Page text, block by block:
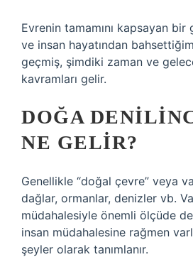
Evrenin tamamını kapsayan
ve insan hayatından
geçmiş, şimdiki zaman ve
kavramları gelir.
DOĞA
NE GELIR?
Genellikle “doğal çevre” veya
dağlar, ormanlar, denizler vb.
müdahalesiyle önemli ölçüde
insan müdahalesine rağmen
şeyler olarak tanımlanır.